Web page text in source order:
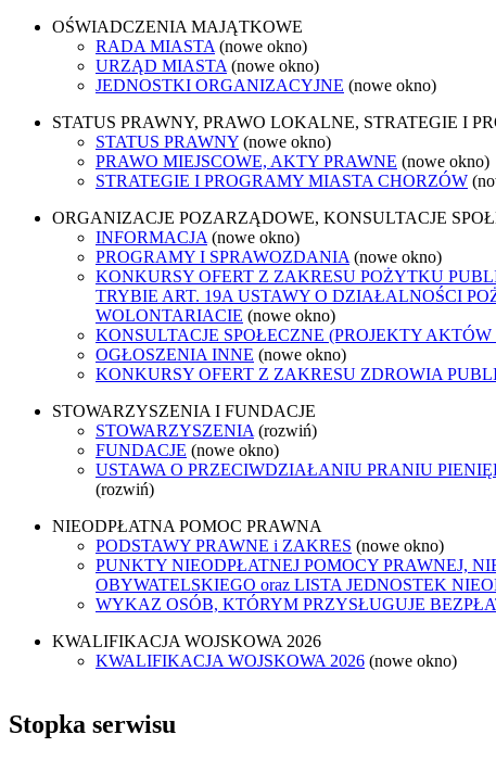
OŚWIADCZENIA MAJĄTKOWE
RADA MIASTA (nowe okno)
URZĄD MIASTA (nowe okno)
JEDNOSTKI ORGANIZACYJNE (nowe okno)
STATUS PRAWNY, PRAWO LOKALNE, STRATEGIE I
STATUS PRAWNY (nowe okno)
PRAWO MIEJSCOWE, AKTY PRAWNE (nowe okno)
STRATEGIE I PROGRAMY MIASTA CHORZÓW
ORGANIZACJE POZARZĄDOWE, KONSULTACJE
INFORMACJA (nowe okno)
PROGRAMY I SPRAWOZDANIA (nowe okno)
KONKURSY OFERT Z ZAKRESU POŻYTKU
TRYBIE ART. 19A USTAWY O DZIAŁALNOŚCI
WOLONTARIACIE (nowe okno)
KONSULTACJE SPOŁECZNE (PROJEKTY AKTÓW
OGŁOSZENIA INNE (nowe okno)
KONKURSY OFERT Z ZAKRESU ZDROWIA
STOWARZYSZENIA I FUNDACJE
STOWARZYSZENIA (rozwiń)
FUNDACJE (nowe okno)
USTAWA O PRZECIWDZIAŁANIU PRANIU
(rozwiń)
NIEODPŁATNA POMOC PRAWNA
PODSTAWY PRAWNE i ZAKRES (nowe okno)
PUNKTY NIEODPŁATNEJ POMOCY PRAWNEJ,
OBYWATELSKIEGO oraz LISTA JEDNOSTEK
WYKAZ OSÓB, KTÓRYM PRZYSŁUGUJE
KWALIFIKACJA WOJSKOWA 2026
KWALIFIKACJA WOJSKOWA 2026 (nowe okno)
Stopka serwisu